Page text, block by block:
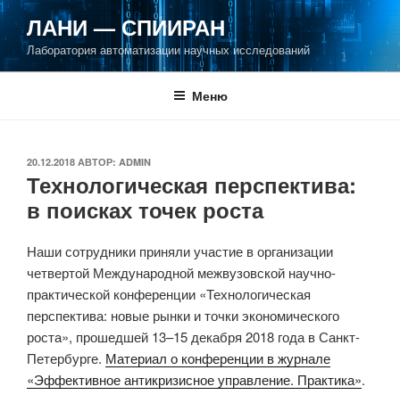
Перейти
содержимому
ЛАНИ — СПИИРАН
Лаборатория автоматизации научных исследований
Меню
ОПУБЛИКОВАНО
20.12.2018 АВТОР: ADMIN
Технологическая перспектива:
в поисках точек роста
Наши сотрудники приняли участие в организации
четвертой Международной межвузовской научно-
практической конференции «Технологическая
перспектива: новые рынки и точки экономического
роста», прошедшей 13–15 декабря 2018 года в Санкт-
Петербурге. Материал о конференции в журнале
«Эффективное антикризисное управление. Практика».